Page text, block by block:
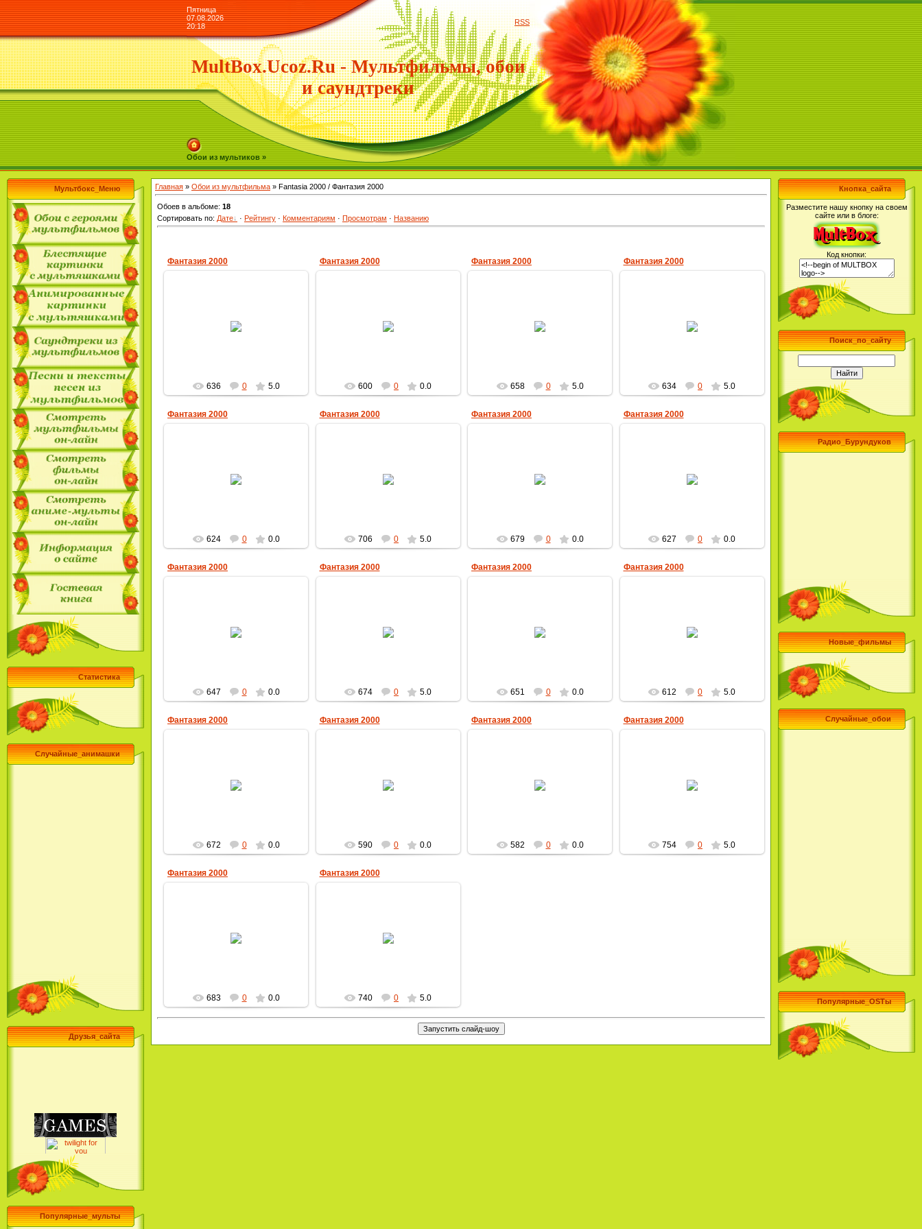
Пятница
07.08.2026
20:18
RSS
MultBox.Ucoz.Ru - Мультфильмы, обои
и саундтреки
Обои из мультиков »
Мультбокс_Меню
Статистика
Случайные_анимашки
Друзья_сайта
Популярные_мульты
Главная » Обои из мультфильма » Fantasia 2000 / Фантазия 2000
Обоев в альбоме: 18
Сортировать по: Дате · Рейтингу · Комментариям · Просмотрам · Названию
Фантазия 2000
636 0 5.0
Фантазия 2000
600 0 0.0
Фантазия 2000
658 0 5.0
Фантазия 2000
634 0 5.0
Фантазия 2000
624 0 0.0
Фантазия 2000
706 0 5.0
Фантазия 2000
679 0 0.0
Фантазия 2000
627 0 0.0
Фантазия 2000
647 0 0.0
Фантазия 2000
674 0 5.0
Фантазия 2000
651 0 0.0
Фантазия 2000
612 0 5.0
Фантазия 2000
672 0 0.0
Фантазия 2000
590 0 0.0
Фантазия 2000
582 0 0.0
Фантазия 2000
754 0 5.0
Фантазия 2000
683 0 0.0
Фантазия 2000
740 0 5.0
Кнопка_сайта
Разместите нашу кнопку на своем
сайте или в блоге:
Код кнопки:
Поиск_по_сайту
Радио_Бурундуков
Новые_фильмы
Случайные_обои
Популярные_OSTы